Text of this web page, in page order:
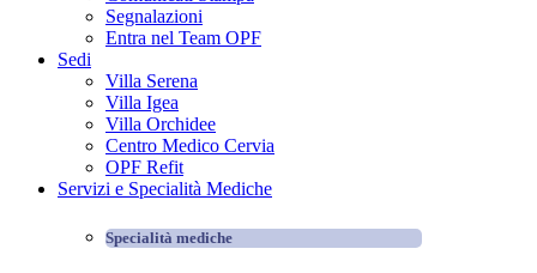
Segnalazioni
Entra nel Team OPF
Sedi
Villa Serena
Villa Igea
Villa Orchidee
Centro Medico Cervia
OPF Refit
Servizi e Specialità Mediche
Specialità mediche